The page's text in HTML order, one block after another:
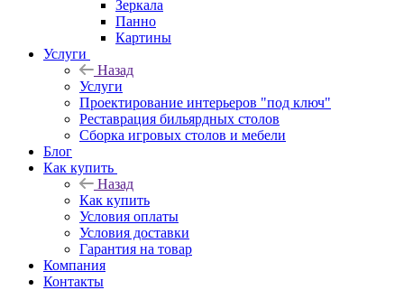
Зеркала
Панно
Картины
Услуги
Назад
Услуги
Проектирование интерьеров "под ключ"
Реставрация бильярдных столов
Сборка игровых столов и мебели
Блог
Как купить
Назад
Как купить
Условия оплаты
Условия доставки
Гарантия на товар
Компания
Контакты